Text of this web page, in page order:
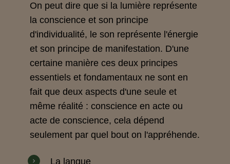
On peut dire que si la lumière représente
la conscience et son principe
d'individualité, le son représente l'énergie
et son principe de manifestation. D'une
certaine manière ces deux principes
essentiels et fondamentaux ne sont en
fait que deux aspects d'une seule et
même réalité : conscience en acte ou
acte de conscience, cela dépend
seulement par quel bout on l'appréhende.
La langue